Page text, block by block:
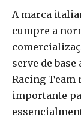
A marca
cumpre a
serve de
Racing Team
importante